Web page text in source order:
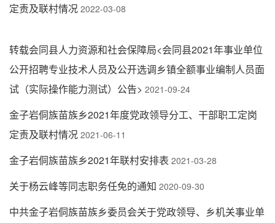
定责及联村情况 2022-03-08
转载会同县人力资源和社会保障局<会同县2021年事业单位
公开招聘专业技术人员及公开选调乡镇全额事业编制人员面
试（实际操作能力测试）公告> 2021-09-24
金子岩侗族苗族乡2021年度党政领导分工、干部职工定岗
定责及联村情况 2021-06-11
金子岩侗族苗族乡2021年联村安排表 2021-03-28
关于杨云峰等同志职务任免的通知 2020-09-30
中共金子岩侗族苗族乡委员会关于党政领导、乡机关事业单